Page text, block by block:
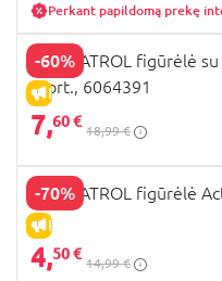
Perkant papildomą prekę
-60%
IŠPARDAVIMAS
PAW PATROL figūrėlė
asort., 6064391
7,60 €
18,99 €
-70%
IŠPARDAVIMAS
PAW PATROL figūrėlė
4,50 €
14,99 €